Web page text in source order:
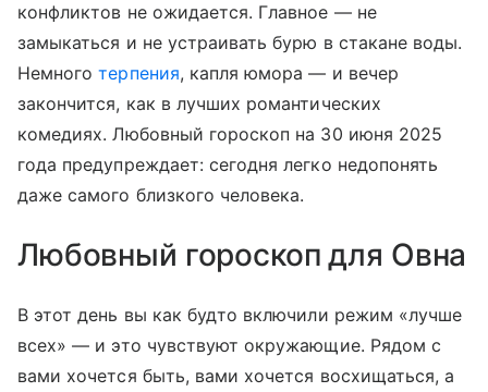
конфликтов не ожидается. Главное — не
замыкаться и не устраивать бурю в стакане воды.
Немноготерпения, капля юмора — и вечер
закончится, как в лучших романтических
комедиях. Любовный гороскоп на 30 июня 2025
года предупреждает: сегодня легко недопонять
даже самого близкого человека.
Любовный гороскоп для Овна
В этот день вы как будто включили режим «лучше
всех» — и это чувствуют окружающие. Рядом с
вами хочется быть, вами хочется восхищаться, а